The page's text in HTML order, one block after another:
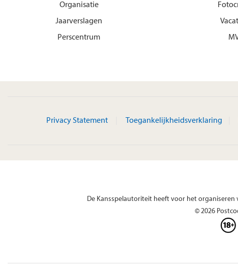
Organisatie
Jaarverslagen
Perscentrum
Privacy Statement Toegankelijkheidsverklaring
De Kansspelautoriteit heeft voor het
© 2026